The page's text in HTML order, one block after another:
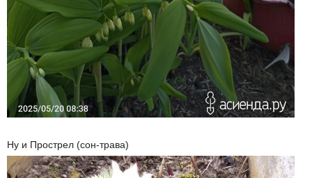
Ну и Прострел (сон-трава)